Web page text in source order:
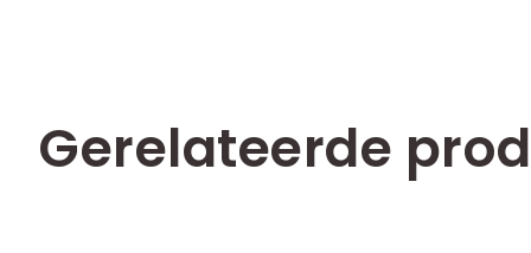
Gerelateerde